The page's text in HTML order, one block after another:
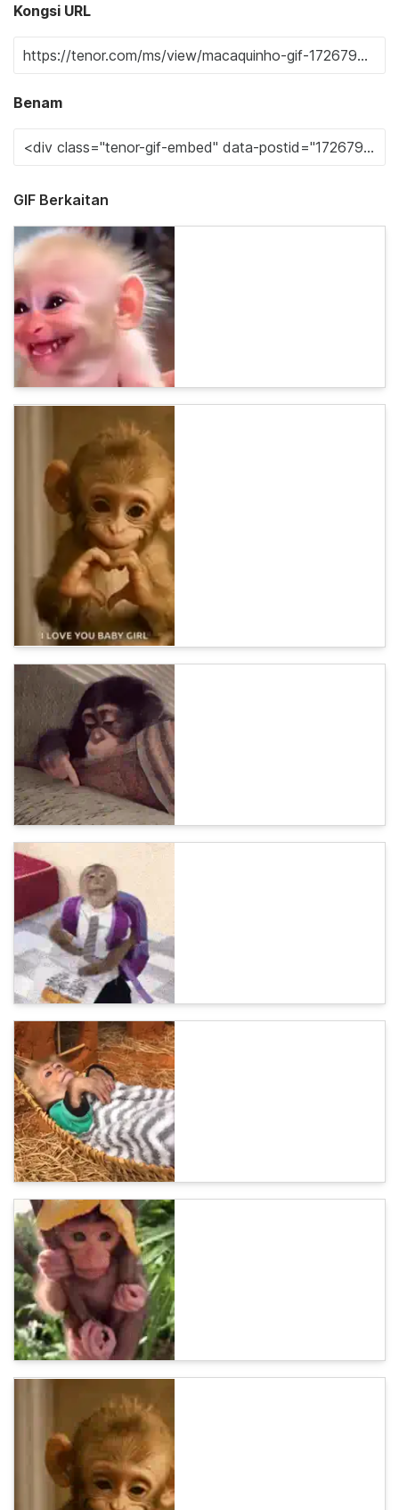
Kongsi URL
Benam
GIF Berkaitan